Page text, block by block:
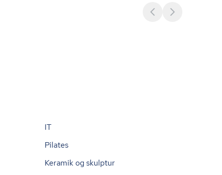
IT
Pilates
Keramik og skulptur